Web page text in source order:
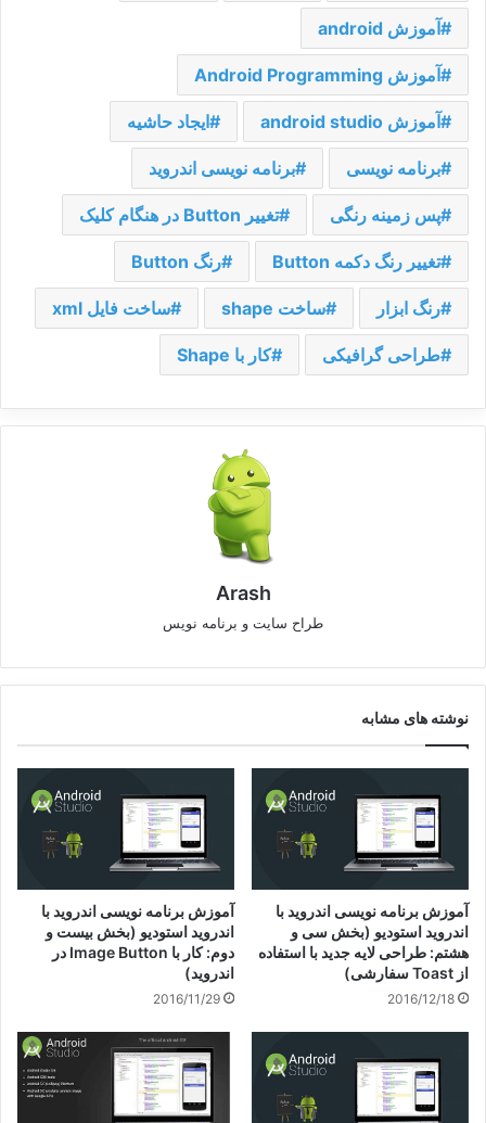
آموزش android
آموزش Android Programming
آموزش android studio ایجاد حاشیه
برنامه نویسی برنامه نویسی اندروید
پس زمینه رنگی تغییر Button در هنگام کلیک
تغییر رنگ دکمه Button رنگ Button
رنگ ابزار ساخت shape ساخت فایل xml
طراحی گرافیکی کار با Shape
Arash
طراح سایت و برنامه نویس
نوشته های مشابه
آموزش برنامه نویسی اندروید با
اندروید استودیو (بخش سی و
هشتم: طراحی لایه جدید با استفاده
از Toast سفارشی)
2016/12/18
آموزش برنامه نویسی اندروید با
اندروید استودیو (بخش بیست و
دوم: کار با Image Button در
اندروید)
2016/11/29